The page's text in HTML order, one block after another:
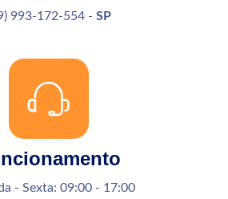
993-172-554 - SP
- Sexta: 09:00 - 17:00